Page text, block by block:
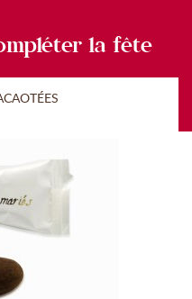
la fête